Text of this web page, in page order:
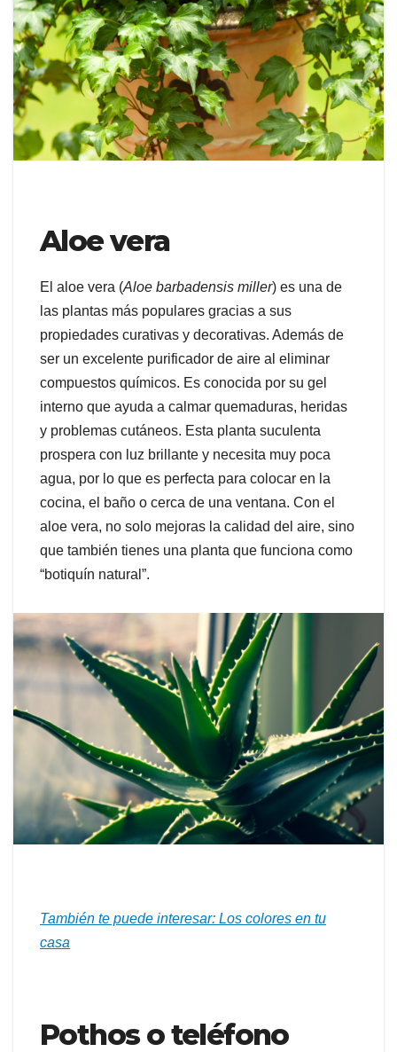
Aloe vera
El aloe vera (Aloe barbadensis miller) es una de
las plantas más populares gracias a sus
propiedades curativas y decorativas. Además de
ser un excelente purificador de aire al eliminar
compuestos químicos. Es conocida por su gel
interno que ayuda a calmar quemaduras, heridas
y problemas cutáneos. Esta planta suculenta
prospera con luz brillante y necesita muy poca
agua, por lo que es perfecta para colocar en la
cocina, el baño o cerca de una ventana. Con el
aloe vera, no solo mejoras la calidad del aire, sino
que también tienes una planta que funciona como
“botiquín natural”.
También te puede interesar: Los colores en tu
casa
Pothos o teléfono